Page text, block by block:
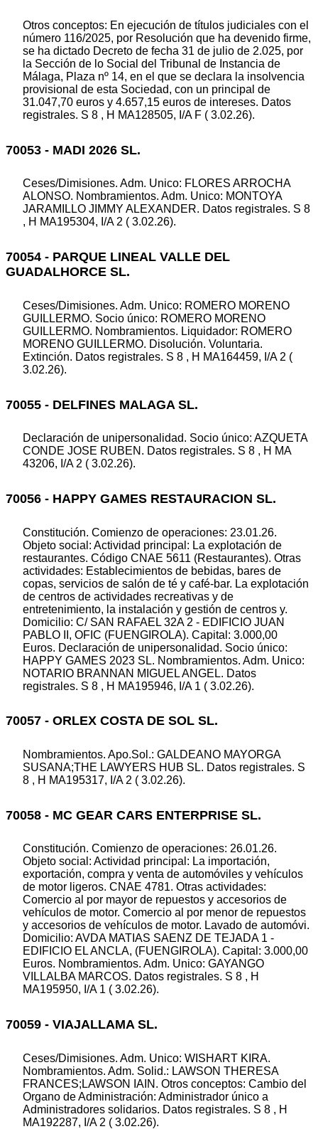
Otros conceptos: En ejecución de títulos judiciales con el
número 116/2025, por Resolución que ha devenido firme,
se ha dictado Decreto de fecha 31 de julio de 2.025, por
la Sección de lo Social del Tribunal de Instancia de
Málaga, Plaza nº 14, en el que se declara la insolvencia
provisional de esta Sociedad, con un principal de
31.047,70 euros y 4.657,15 euros de intereses. Datos
registrales. S 8 , H MA128505, I/A F ( 3.02.26).
70053 - MADI 2026 SL.
Ceses/Dimisiones. Adm. Unico: FLORES ARROCHA
ALONSO. Nombramientos. Adm. Unico: MONTOYA
JARAMILLO JIMMY ALEXANDER. Datos registrales. S 8
, H MA195304, I/A 2 ( 3.02.26).
70054 - PARQUE LINEAL VALLE DEL
GUADALHORCE SL.
Ceses/Dimisiones. Adm. Unico: ROMERO MORENO
GUILLERMO. Socio único: ROMERO MORENO
GUILLERMO. Nombramientos. Liquidador: ROMERO
MORENO GUILLERMO. Disolución. Voluntaria.
Extinción. Datos registrales. S 8 , H MA164459, I/A 2 (
3.02.26).
70055 - DELFINES MALAGA SL.
Declaración de unipersonalidad. Socio único: AZQUETA
CONDE JOSE RUBEN. Datos registrales. S 8 , H MA
43206, I/A 2 ( 3.02.26).
70056 - HAPPY GAMES RESTAURACION SL.
Constitución. Comienzo de operaciones: 23.01.26.
Objeto social: Actividad principal: La explotación de
restaurantes. Código CNAE 5611 (Restaurantes). Otras
actividades: Establecimientos de bebidas, bares de
copas, servicios de salón de té y café-bar. La explotación
de centros de actividades recreativas y de
entretenimiento, la instalación y gestión de centros y.
Domicilio: C/ SAN RAFAEL 32A 2 - EDIFICIO JUAN
PABLO II, OFIC (FUENGIROLA). Capital: 3.000,00
Euros. Declaración de unipersonalidad. Socio único:
HAPPY GAMES 2023 SL. Nombramientos. Adm. Unico:
NOTARIO BRANNAN MIGUEL ANGEL. Datos
registrales. S 8 , H MA195946, I/A 1 ( 3.02.26).
70057 - ORLEX COSTA DE SOL SL.
Nombramientos. Apo.Sol.: GALDEANO MAYORGA
SUSANA;THE LAWYERS HUB SL. Datos registrales. S
8 , H MA195317, I/A 2 ( 3.02.26).
70058 - MC GEAR CARS ENTERPRISE SL.
Constitución. Comienzo de operaciones: 26.01.26.
Objeto social: Actividad principal: La importación,
exportación, compra y venta de automóviles y vehículos
de motor ligeros. CNAE 4781. Otras actividades:
Comercio al por mayor de repuestos y accesorios de
vehículos de motor. Comercio al por menor de repuestos
y accesorios de vehículos de motor. Lavado de automóvi.
Domicilio: AVDA MATIAS SAENZ DE TEJADA 1 -
EDIFICIO EL ANCLA, (FUENGIROLA). Capital: 3.000,00
Euros. Nombramientos. Adm. Unico: GAYANGO
VILLALBA MARCOS. Datos registrales. S 8 , H
MA195950, I/A 1 ( 3.02.26).
70059 - VIAJALLAMA SL.
Ceses/Dimisiones. Adm. Unico: WISHART KIRA.
Nombramientos. Adm. Solid.: LAWSON THERESA
FRANCES;LAWSON IAIN. Otros conceptos: Cambio del
Organo de Administración: Administrador único a
Administradores solidarios. Datos registrales. S 8 , H
MA192287, I/A 2 ( 3.02.26).